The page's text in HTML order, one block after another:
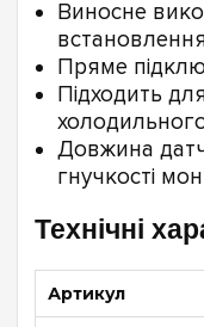
Виносне
Пряме
Підходить
Довжина
гнучкості
Технічні
Артикул